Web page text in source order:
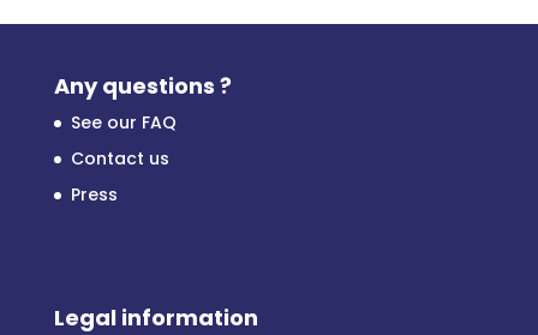
Any questions ?
See our FAQ
Contact us
Press
Legal information